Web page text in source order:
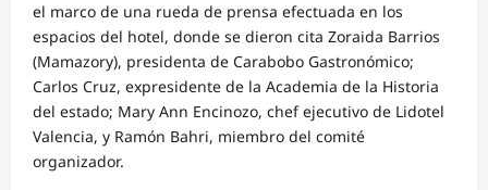
el marco de una rueda de prensa efectuada en los
espacios del hotel, donde se dieron cita Zoraida Barrios
(Mamazory), presidenta de Carabobo Gastronómico;
Carlos Cruz, expresidente de la Academia de la Historia
del estado; Mary Ann Encinozo, chef ejecutivo de Lidotel
Valencia, y Ramón Bahri, miembro del comité
organizador.